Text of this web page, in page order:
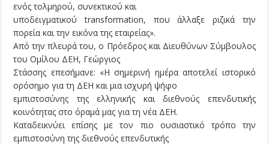
ενός τολμηρού, συνεκτικού και
υποδειγματικού transformation, που άλλαξε ριζικά την
πορεία και την εικόνα της εταιρείας».
Από την πλευρά του, ο Πρόεδρος και Διευθύνων Σύμβουλος
του Ομίλου ΔΕΗ, Γεώργιος
Στάσσης επεσήμανε: «Η σημερινή ημέρα αποτελεί ιστορικό
ορόσημο για τη ΔΕΗ και μια ισχυρή ψήφο
εμπιστοσύνης της ελληνικής και διεθνούς επενδυτικής
κοινότητας στο όραμά μας για τη νέα ΔΕΗ.
Καταδεικνύει επίσης με τον πιο ουσιαστικό τρόπο την
εμπιστοσύνη της διεθνούς επενδυτικής